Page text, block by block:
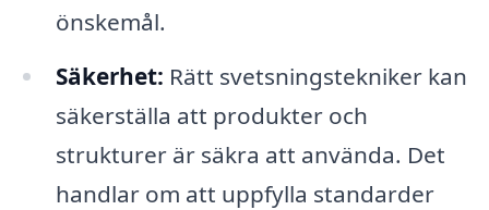
önskemål.
Säkerhet: Rätt svetsningstekniker kan
säkerställa att produkter och
strukturer är säkra att använda. Det
handlar om att uppfylla standarder